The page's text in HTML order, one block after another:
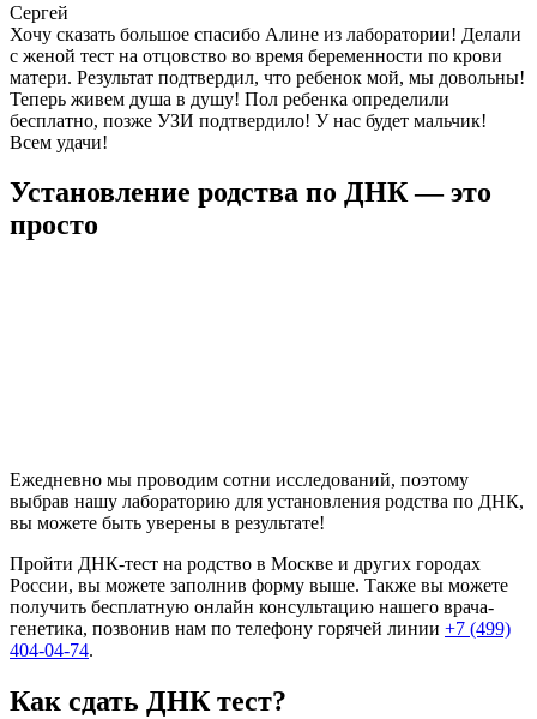
Сергей
Хочу сказать большое спасибо Алине из лаборатории! Делали
с женой тест на отцовство во время беременности по крови
матери. Результат подтвердил, что ребенок мой, мы довольны!
Теперь живем душа в душу! Пол ребенка определили
бесплатно, позже УЗИ подтвердило! У нас будет мальчик!
Всем удачи!
Установление родства по ДНК — это
просто
Ежедневно мы проводим сотни исследований, поэтому
выбрав нашу лабораторию для установления родства по ДНК,
вы можете быть уверены в результате!
Пройти ДНК-тест на родство в Москве и других городах
России, вы можете заполнив форму выше. Также вы можете
получить бесплатную онлайн консультацию нашего врача-
генетика, позвонив нам по телефону горячей линии +7 (499)
404-04-74.
Как сдать ДНК тест?